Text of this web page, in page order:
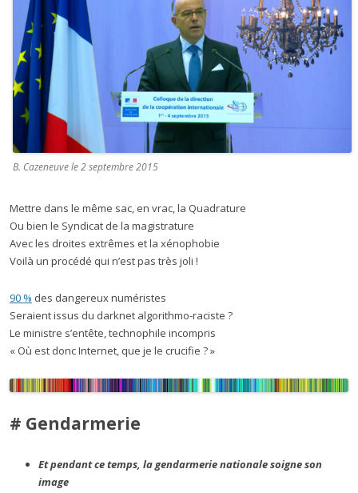
B. Cazeneuve le 2 septembre 2015
Mettre dans le même sac, en vrac, la Quadrature
Ou bien le Syndicat de la magistrature
Avec les droites extrêmes et la xénophobie
Voilà un procédé qui n’est pas très joli !
90 % des dangereux numéristes
Seraient issus du darknet algorithmo-raciste ?
Le ministre s’entête, technophile incompris
« Où est donc Internet, que je le crucifie ? »
# Gendarmerie
Et pendant ce temps, la gendarmerie nationale soigne son
image